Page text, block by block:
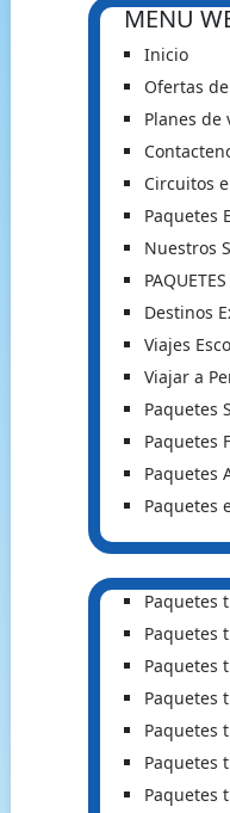
MENU
Inicio
Ofertas
Planes de
Circuitos
Paquetes
Nuestros
Destinos
Viajes
Viajar a
Paquetes
Paquetes
Paquetes
Paquetes
Paquetes
Paquetes
Paquetes
Paquetes
Paquetes
Paquetes
Paquetes